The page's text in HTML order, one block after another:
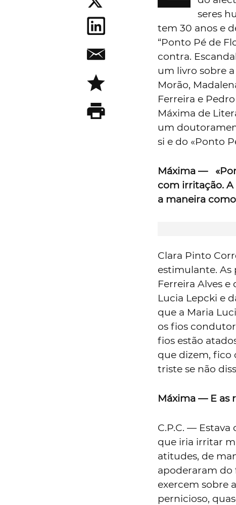
seres
tem 30 anos e
“Ponto Pé de
contra.
um livro sobre
Morão,
Ferreira e
Máxima de
um
si e do «Ponto
Máxima —
com irritação.
a maneira
Clara Pinto
estimulante. As
Ferreira Alves e
Lucia Lepcki e
que a Maria
os fios
fios estão
que dizem, fico
triste se não
Máxima — E as
C.P.C. —
que iria irritar
atitudes, de
apoderaram do
exercem sobre
pernicioso,